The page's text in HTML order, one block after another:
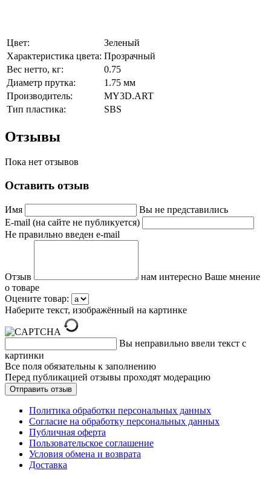
Цвет:
Зеленый
Характеристика цвета: Прозрачный
Вес нетто, кг:
0.75
Диаметр прутка:
1.75 мм
Производитель:
MY3D.ART
Тип пластика:
SBS
Отзывы
Пока нет отзывов
Оставить отзыв
Имя
Вы не представились
E-mail (на сайте не публикуется)
Не правильно введен e-mail
Отзыв
нам интересно Ваше мнение
о товаре
Оцените товар:
Наберите текст, изображённый на картинке
Вы неправильно ввели текст с
картинки
Все поля обязательны к заполнению
Перед публикацией отзывы проходят модерацию
Политика обработки персональных данных
Согласие на обработку персональных данных
Публичная оферта
Пользовательское соглашение
Условия обмена и возврата
Доставка